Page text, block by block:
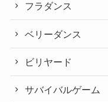
フラダンス
ベリーダンス
ビリヤード
サバイバルゲーム